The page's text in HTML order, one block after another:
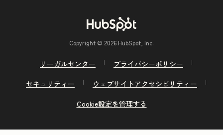
Copyright © 2026 HubSpot, Inc.
リーガルセンター
プライバシーポリシー
セキュリティー
ウェブサイトアクセシビリティー
Cookie設定を管理する